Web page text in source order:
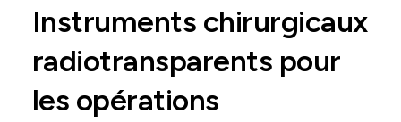
Instruments chirurgicaux
radiotransparents pour
les opérations